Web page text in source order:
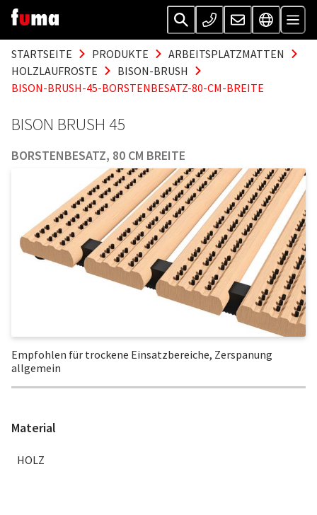
STARTSEITE PRODUKTE
ARBEITSPLATZMATTEN
HOLZLAUFROSTE
BISON-BRUSH
BISON-BRUSH-45-BORSTENBESATZ-80-CM-BREITE
BISON BRUSH 45
BORSTENBESATZ, 80 CM BREITE
Empfohlen für trockene Einsatzbereiche, Zerspanung
allgemein
Material
HOLZ